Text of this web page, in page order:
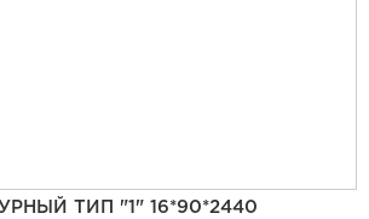
ТИП "1" 16*90*2440